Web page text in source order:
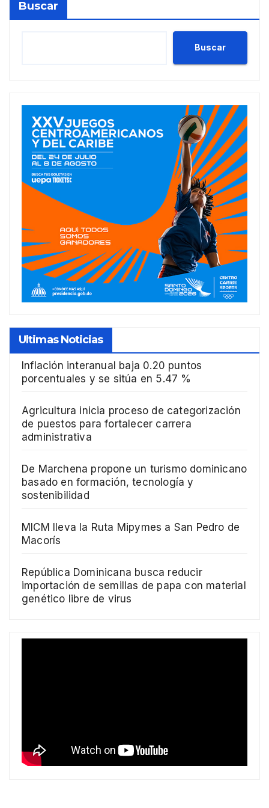
Buscar
Buscar
Ultimas Noticias
Inflación interanual baja 0.20 puntos
porcentuales y se sitúa en 5.47 %
Agricultura inicia proceso de categorización
de puestos para fortalecer carrera
administrativa
De Marchena propone un turismo dominicano
basado en formación, tecnología y
sostenibilidad
MICM lleva la Ruta Mipymes a San Pedro de
Macorís
República Dominicana busca reducir
importación de semillas de papa con material
genético libre de virus